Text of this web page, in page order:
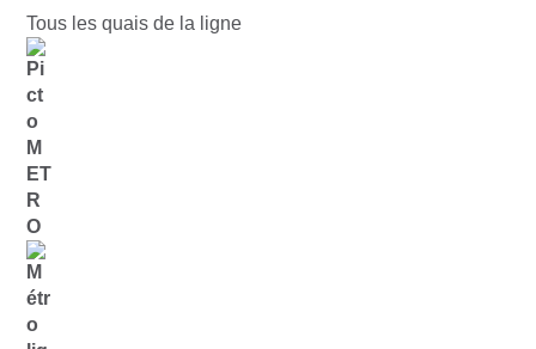
Tous les quais de la ligne